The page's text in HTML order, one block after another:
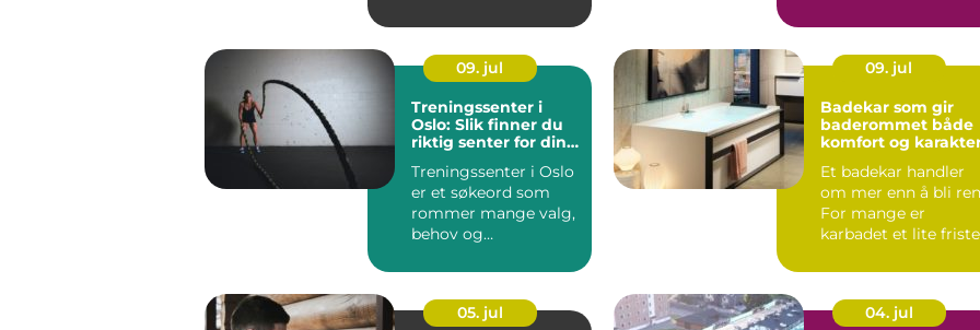
dåp, k...
eller...
09. jul
Treningssenter i
Oslo: Slik finner du
riktig senter for dine
Treningssenter i Oslo
er et søkeord som
rommer mange valg,
behov og
Imperia Gy...
09. jul
Badekar som gir
baderommet både
komfort og
Et badekar handler
om mer enn å bli
For mange er
karbadet et lite
05. jul
04. jul